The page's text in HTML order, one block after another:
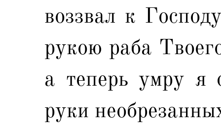
воззвал к
рукою раба
а теперь умру
руки